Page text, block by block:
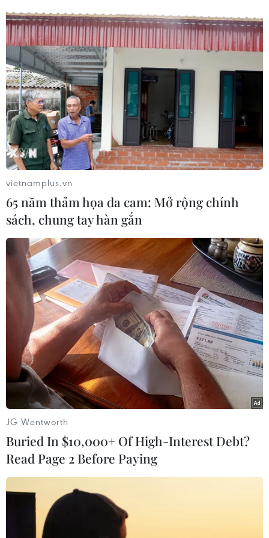
tế
08/08/2026 14:03
Thông cáo báo chí số 6, Kỳ họp
không thường lệ thứ Nhất, Quốc hội
khóa XVI
08/08/2026 13:30
Sông Hồng và khát vọng kiến tạo Hà
Nội trở thành đô thị toàn cầu
08/08/2026 13:13
Nông sản Việt Nam còn nhiều dư địa
tại thị trường Algeria
08/08/2026 12:55
Khám phá vẻ đẹp Văn Miếu-Quốc Tử
Giám qua 120 tác phẩm nghệ thuật
đa chất liệu
08/08/2026 11:27
Đội K93 quy tập được 11 bộ hài cốt liệt
sỹ trên địa bàn An Giang
08/08/2026 11:11
Sửa đổi Luật Dầu khí: Phân cấp,
phân quyền nhưng phải kiểm soát
vietnamplus.vn
65 năm thảm họa da cam: Mở rộng chính
sách, chung tay hàn gắn
JG Wentworth
Buried In $10,000+ Of High-Interest Debt?
Read Page 2 Before Paying